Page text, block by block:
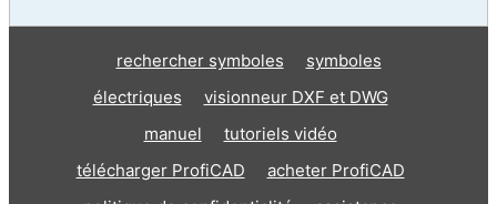
rechercher symboles
symboles
électriques
visionneur DXF et DWG
manuel
tutoriels vidéo
télécharger ProfiCAD
acheter ProfiCAD